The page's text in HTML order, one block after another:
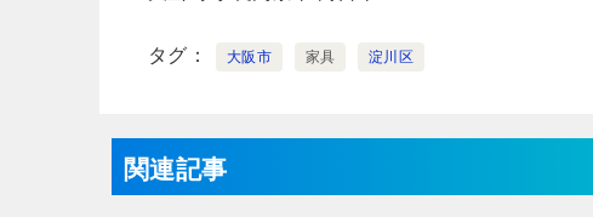
タグ 大阪市 家具 淀川区
関連記事